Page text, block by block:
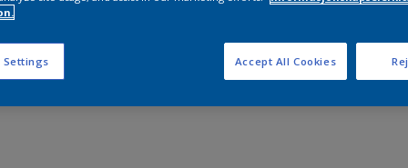
Settings Accept All Cookies